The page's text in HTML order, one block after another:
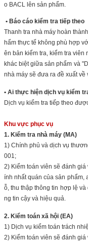
o BACL lên sản phẩm.
• Báo cáo kiểm tra tiếp theo
Thanh tra nhà máy hoàn
hẩm thực tế không phù hợp
ên bản kiểm tra, kiểm tra viên
khác biệt giữa sản phẩm và
nhà máy sẽ đưa ra đề xuất
• Ai thực hiện dịch vụ kiểm
Dịch vụ kiểm tra tiếp theo
Khu vực phục vụ
1. Kiểm tra nhà máy (MA)
1) Chính phủ và dịch vụ
001;
2) Kiểm toán viên sẽ đánh
ính nhất quán của sản phẩm,
ỗ, thu thập thông tin hợp lệ
ng tin cậy và hiệu quả.
2. Kiểm toán xã hội (EA)
1) Dịch vụ kiểm toán trách
2) Kiểm toán viên sẽ đánh